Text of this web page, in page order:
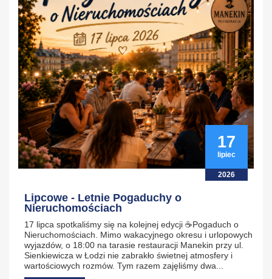
17
lipiec
2026
Lipcowe - Letnie Pogaduchy o
Nieruchomościach
17 lipca spotkaliśmy się na kolejnej edycji ☕Pogaduch o
Nieruchomościach. Mimo wakacyjnego okresu i urlopowych
wyjazdów, o 18:00 na tarasie restauracji Manekin przy ul.
Sienkiewicza w Łodzi nie zabrakło świetnej atmosfery i
wartościowych rozmów. Tym razem zajęliśmy dwa...